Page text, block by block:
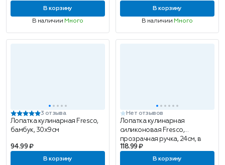
В корзину
В наличии Много
В корзину
В наличии Много
3 отзыва
Лопатка кулинарная Fresco,
бамбук, 30х9см
94.99 ₽
В корзину
Нет отзывов
Лопатка кулинарная
силиконовая Fresco,
прозрачная ручка, 24см, в
ассортименте, 1 шт
118.99 ₽
В корзину